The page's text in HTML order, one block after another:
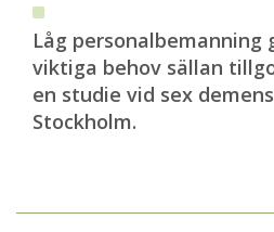
Låg personalbemanning
viktiga behov sällan
en studie vid sex
Stockholm.